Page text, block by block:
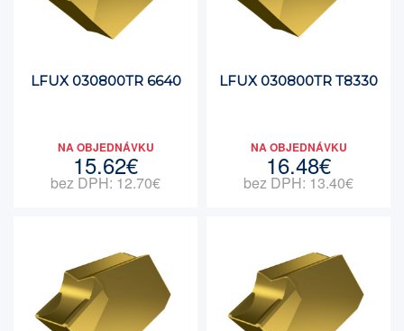
LFUX 030800TR 6640
NA OBJEDNÁVKU
15.62€
bez DPH: 12.70€
LFUX 030800TR T8330
NA OBJEDNÁVKU
16.48€
bez DPH: 13.40€